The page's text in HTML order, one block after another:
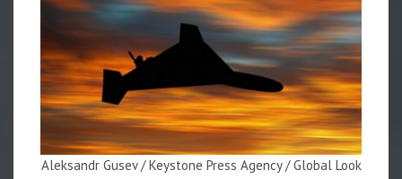
Aleksandr Gusev / Keystone Press Agency / Global Look